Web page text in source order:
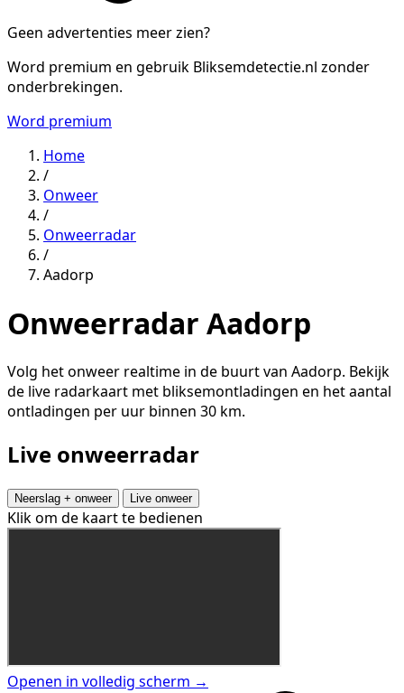
Geen advertenties meer zien?
Word premium en gebruik Bliksemdetectie.nl zonder
onderbrekingen.
Word premium
Home
/
Onweer
/
Onweerradar
/
Aadorp
Onweerradar Aadorp
Volg het onweer realtime in de buurt van Aadorp. Bekijk
de live radarkaart met bliksemontladingen en het aantal
ontladingen per uur binnen 30 km.
Live onweerradar
Neerslag + onweer Live onweer
Klik om de kaart te bedienen
Openen in volledig scherm →